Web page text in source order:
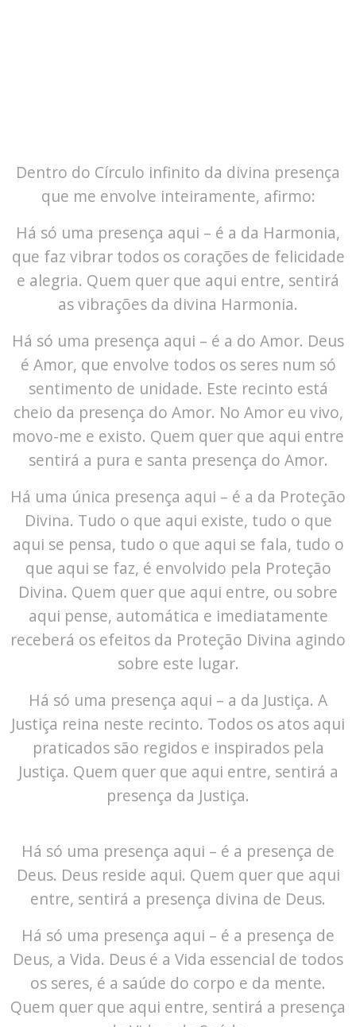
Dentro do Círculo infinito da divina presença
que me envolve inteiramente, afirmo:
Há só uma presença aqui – é a da Harmonia,
que faz vibrar todos os corações de felicidade
e alegria. Quem quer que aqui entre, sentirá
as vibrações da divina Harmonia.
Há só uma presença aqui – é a do Amor. Deus
é Amor, que envolve todos os seres num só
sentimento de unidade. Este recinto está
cheio da presença do Amor. No Amor eu vivo,
movo-me e existo. Quem quer que aqui entre
sentirá a pura e santa presença do Amor.
Há uma única presença aqui – é a da Proteção
Divina. Tudo o que aqui existe, tudo o que
aqui se pensa, tudo o que aqui se fala, tudo o
que aqui se faz, é envolvido pela Proteção
Divina. Quem quer que aqui entre, ou sobre
aqui pense, automática e imediatamente
receberá os efeitos da Proteção Divina agindo
sobre este lugar.
Há só uma presença aqui – a da Justiça. A
Justiça reina neste recinto. Todos os atos aqui
praticados são regidos e inspirados pela
Justiça. Quem quer que aqui entre, sentirá a
presença da Justiça.
Há só uma presença aqui – é a presença de
Deus. Deus reside aqui. Quem quer que aqui
entre, sentirá a presença divina de Deus.
Há só uma presença aqui – é a presença de
Deus, a Vida. Deus é a Vida essencial de todos
os seres, é a saúde do corpo e da mente.
Quem quer que aqui entre, sentirá a presença